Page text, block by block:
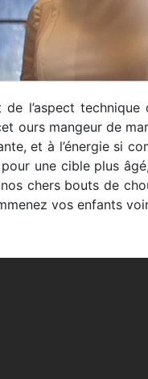
l’aspect
ours mangeur de
et à l’énergie si
une cible plus
chers bouts de
vos enfants